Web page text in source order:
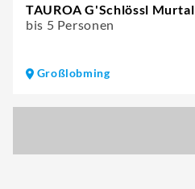
TAUROA G'Schlössl Murtal
bis 5 Personen
Großlobming